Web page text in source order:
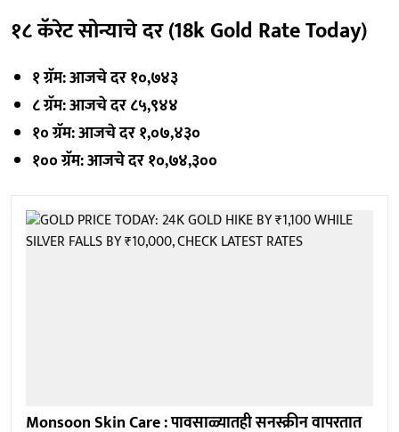
१८ कॅरेट सोन्याचे दर (18k Gold Rate Today)
१ ग्रॅम: आजचे दर १०,७४३
८ ग्रॅम: आजचे दर ८५,९४४
१० ग्रॅम: आजचे दर १,०७,४३०
१०० ग्रॅम: आजचे दर १०,७४,३००
Monsoon Skin Care : पावसाळ्यातही सनस्क्रीन वापरतात